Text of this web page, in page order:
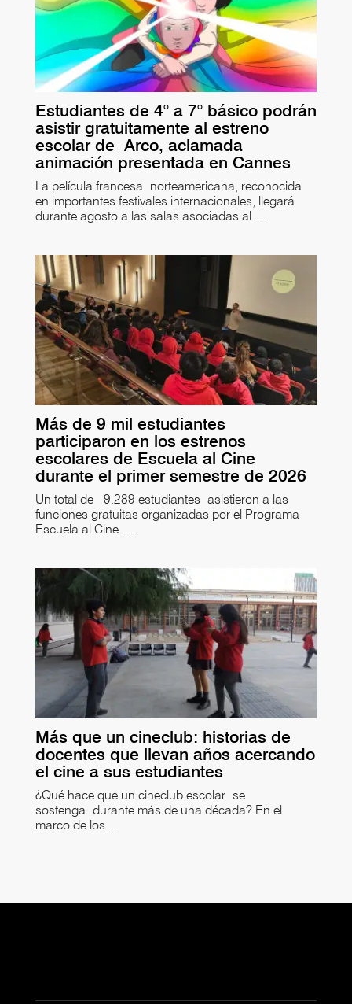
Estudiantes de 4° a 7° básico podrán
asistir gratuitamente al estreno
escolar de Arco, aclamada
animación presentada en Cannes
La película francesa norteamericana, reconocida
en importantes festivales internacionales, llegará
durante agosto a las salas asociadas al …
Más de 9 mil estudiantes
participaron en los estrenos
escolares de Escuela al Cine
durante el primer semestre de 2026
Un total de 9.289 estudiantes asistieron a las
funciones gratuitas organizadas por el Programa
Escuela al Cine …
Más que un cineclub: historias de
docentes que llevan años acercando
el cine a sus estudiantes
¿Qué hace que un cineclub escolar se
sostenga durante más de una década? En el
marco de los …